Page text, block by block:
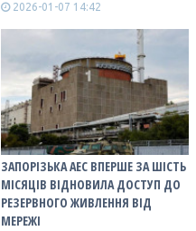
2026-01-07 14:42
ЗАПОРІЗЬКА АЕС ВПЕРШЕ ЗА ШІСТЬ
МІСЯЦІВ ВІДНОВИЛА ДОСТУП ДО
РЕЗЕРВНОГО ЖИВЛЕННЯ ВІД
МЕРЕЖІ